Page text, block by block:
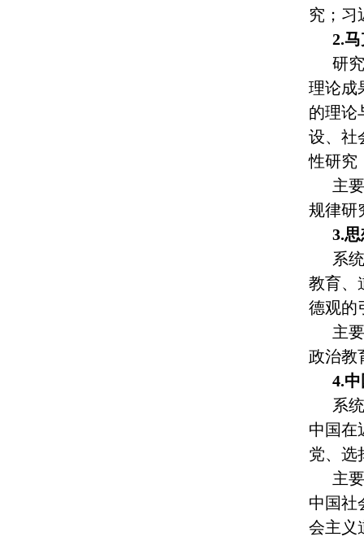
究；习
2.
研
理论成
的理论
设、社
性研究
主
规律研
3.
系
教育、
德观的
主
政治教
4.
系
中国在
党、选
主
中国社
会主义